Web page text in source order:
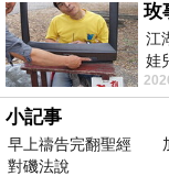
一個人呼吸 空氣
一個人感傷 任憑
一個人逞強 隨時
一個人胡鬧 假裝
玫
江
娃
山
小記事
早上禱告完翻聖經
對磯法說